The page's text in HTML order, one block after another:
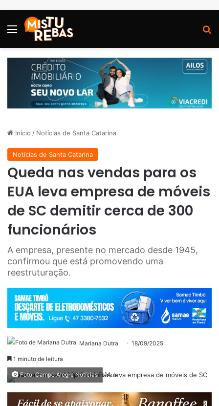
Menu
Início / Notícias de Santa Catarina
Notícias de Santa Catarina
Queda nas vendas para os
EUA leva empresa de móveis
de SC demitir cerca de 300
funcionários
A empresa, presente no mercado desde 1945,
confirmou que está promovendo uma
reestruturação.
Mariana Dutra 18/09/2025
1 minuto de leitura
Foto: Campo Alegre Notícias